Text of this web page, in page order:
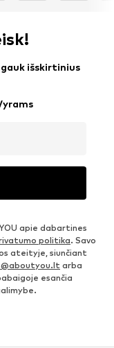
išskirtinius
apie dabartines
politika. Savo
ateityje, siunčiant
arba
esančia